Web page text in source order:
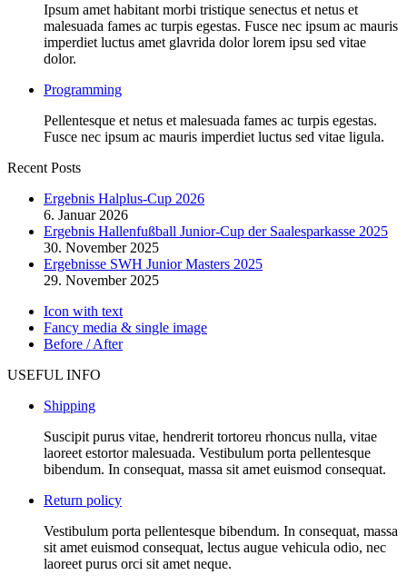
Ipsum amet habitant morbi tristique senectus et netus et
malesuada fames ac turpis egestas. Fusce nec ipsum ac mauris
imperdiet luctus amet glavrida dolor lorem ipsu sed vitae
dolor.
Programming
Pellentesque et netus et malesuada fames ac turpis egestas.
Fusce nec ipsum ac mauris imperdiet luctus sed vitae ligula.
Recent Posts
Ergebnis Halplus-Cup 2026
6. Januar 2026
Ergebnis Hallenfußball Junior-Cup der Saalesparkasse 2025
30. November 2025
Ergebnisse SWH Junior Masters 2025
29. November 2025
Icon with text
Fancy media & single image
Before / After
USEFUL INFO
Shipping
Suscipit purus vitae, hendrerit tortoreu rhoncus nulla, vitae
laoreet estortor malesuada. Vestibulum porta pellentesque
bibendum. In consequat, massa sit amet euismod consequat.
Return policy
Vestibulum porta pellentesque bibendum. In consequat, massa
sit amet euismod consequat, lectus augue vehicula odio, nec
laoreet purus orci sit amet neque.